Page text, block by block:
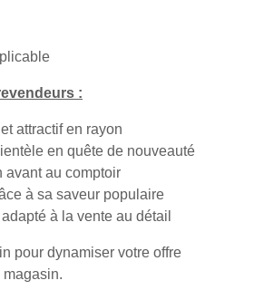
:
attractif en rayon
en quête de nouveauté
avant au comptoir
à sa saveur populaire
à la vente au détail
pour dynamiser votre offre
magasin.